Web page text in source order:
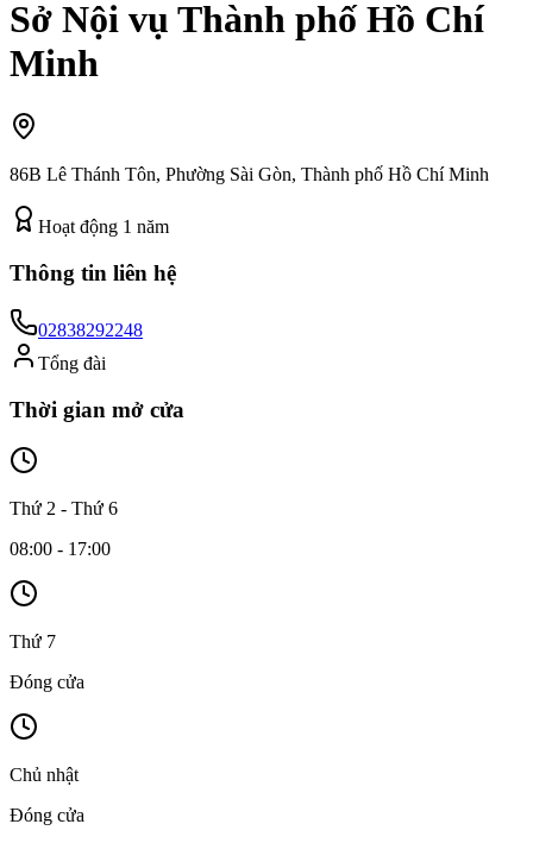
Sở Nội vụ Thành phố Hồ Chí
Minh
86B Lê Thánh Tôn, Phường Sài Gòn, Thành phố Hồ Chí Minh
Hoạt động 1 năm
Thông tin liên hệ
02838292248
Tổng đài
Thời gian mở cửa
Thứ 2 - Thứ 6
08:00 - 17:00
Thứ 7
Đóng cửa
Chủ nhật
Đóng cửa